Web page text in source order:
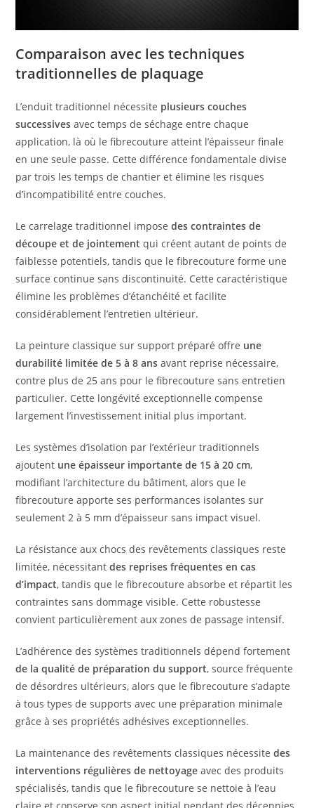
Comparaison avec les techniques
traditionnelles de plaquage
L’enduit traditionnel nécessite plusieurs couches
successives avec temps de séchage entre chaque
application, là où le fibrecouture atteint l’épaisseur finale
en une seule passe. Cette différence fondamentale divise
par trois les temps de chantier et élimine les risques
d’incompatibilité entre couches.
Le carrelage traditionnel imposedes contraintes de
découpe et de jointement qui créent autant de points de
faiblesse potentiels, tandis que le fibrecouture forme une
surface continue sans discontinuité. Cette caractéristique
élimine les problèmes d’étanchéité et facilite
considérablement l’entretien ultérieur.
La peinture classique sur support préparé offre une
durabilité limitée de 5 à 8 ans avant reprise nécessaire,
contre plus de 25 ans pour le fibrecouture sans entretien
particulier. Cette longévité exceptionnelle compense
largement l’investissement initial plus important.
Les systèmes d’isolation par l’extérieur traditionnels
ajoutent une épaisseur importante de 15 à 20 cm,
modifiant l’architecture du bâtiment, alors que le
fibrecouture apporte ses performances isolantes sur
seulement 2 à 5 mm d’épaisseur sans impact visuel.
La résistance aux chocs des revêtements classiques reste
limitée, nécessitantdes reprises fréquentes en cas
d’impact, tandis que le fibrecouture absorbe et répartit les
contraintes sans dommage visible. Cette robustesse
convient particulièrement aux zones de passage intensif.
L’adhérence des systèmes traditionnels dépend fortement
de la qualité de préparation du support, source fréquente
de désordres ultérieurs, alors que le fibrecouture s’adapte
à tous types de supports avec une préparation minimale
grâce à ses propriétés adhésives exceptionnelles.
La maintenance des revêtements classiques nécessitedes
interventions régulières de nettoyage avec des produits
spécialisés, tandis que le fibrecouture se nettoie à l’eau